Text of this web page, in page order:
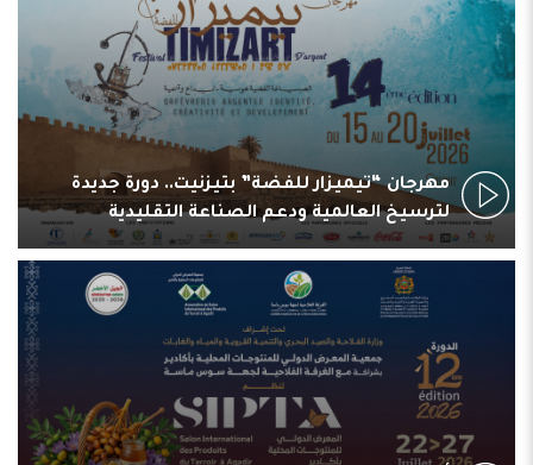
مهرجان “تيميزار للفضة” بتيزنيت.. دورة جديدة
لترسيخ العالمية ودعم الصناعة التقليدية